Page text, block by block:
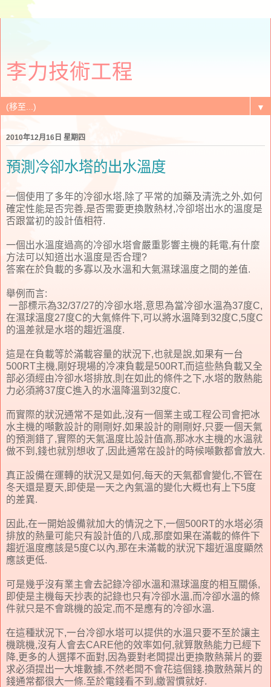
李力技術工程
▼
2010年12月16日 星期四
預測冷卻水塔的出水溫度
一個使用了多年的冷卻水塔,除了平常的加藥及清洗之外,如何
確定性能是否完善,是否需要更換散熱材,冷卻塔出水的溫度是
否跟當初的設計值相符.
一個出水溫度過高的冷卻水塔會嚴重影響主機的耗電,有什麼
方法可以知道出水溫度是否合理?
答案在於負載的多寡以及水溫和大氣濕球溫度之間的差值.
舉例而言:
一部標示為32/37/27的冷卻水塔,意思為當冷卻水溫為37度C,
在濕球溫度27度C的大氣條件下,可以將水溫降到32度C,5度C
的溫差就是水塔的趨近溫度.
這是在負載等於滿載容量的狀況下,也就是說,如果有一台
500RT主機,剛好現場的冷凍負載是500RT,而這些熱負載又全
部必須經由冷卻水塔排放,則在如此的條件之下,水塔的散熱能
力必須將37度C進入的水溫降溫到32度C.
而實際的狀況通常不是如此,沒有一個業主或工程公司會把冰
水主機的噸數設計的剛剛好,如果設計的剛剛好,只要一個天氣
的預測錯了,實際的天氣溫度比設計值高,那冰水主機的水溫就
做不到,錢也就別想收了,因此通常在設計的時候噸數都會放大.
真正設備在運轉的狀況又是如何,每天的天氣都會變化,不管在
冬天還是夏天,即使是一天之內氣溫的變化大概也有上下5度
的差異.
因此,在一開始設備就加大的情況之下,一個500RT的水塔必須
排放的熱量可能只有設計值的八成,那麼如果在滿載的條件下
趨近溫度應該是5度C以內,那在未滿載的狀況下趨近溫度顯然
應該更低.
可是幾乎沒有業主會去記錄冷卻水溫和濕球溫度的相互關係,
即使是主機每天抄表的記錄也只有冷卻水溫,而冷卻水溫的條
件就只是不會跳機的設定,而不是應有的冷卻水溫.
在這種狀況下,一台冷卻水塔可以提供的水溫只要不至於讓主
機跳機,沒有人會去CARE他的效率如何,就算散熱能力已經下
降,更多的人選擇不面對,因為要對老闆提出更換散熱葉片的要
求必須提出一大堆數據,不然老闆不會花這個錢.換散熱葉片的
錢通常都很大一條.至於電錢看不到,繳習慣就好.